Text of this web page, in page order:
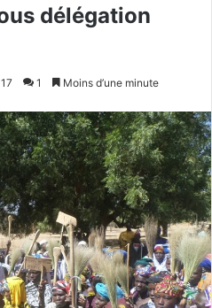
délégation
1 Moins d’une minute